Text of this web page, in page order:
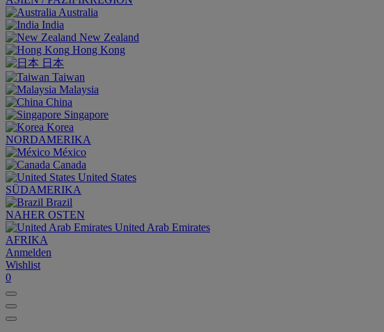
Australia
India
New Zealand
Hong Kong
日本
Taiwan
Malaysia
China
Singapore
Korea
NORDAMERIKA
México
Canada
United States
SÜDAMERIKA
Brazil
NAHER OSTEN
United Arab Emirates
AFRIKA
Anmelden
Wishlist
0